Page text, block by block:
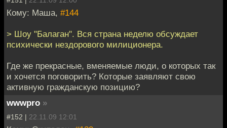
Кому: Маша, #144
> Шоу "Балаган". Вся страна неделю обсуждает
психически нездорового милиционера.
Где же прекрасные, вменяемые люди, о которых так
и хочется поговорить? Которые заявляют свою
активную гражданскую позицию?
wwwpro »
#152 | 22.11.09 12:01